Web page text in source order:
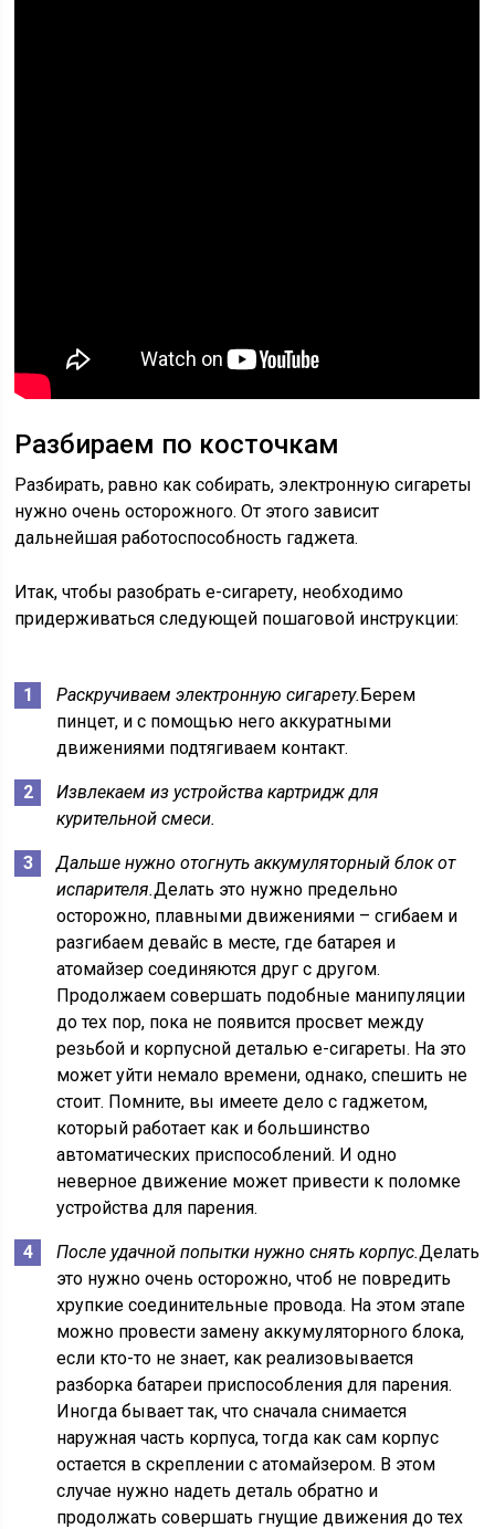
Разбираем по косточкам
Разбирать, равно как собирать, электронную сигареты
нужно очень осторожного. От этого зависит
дальнейшая работоспособность гаджета.
Итак, чтобы разобрать е-сигарету, необходимо
придерживаться следующей пошаговой инструкции:
Раскручиваем электронную сигарету.Берем
пинцет, и с помощью него аккуратными
движениями подтягиваем контакт.
Извлекаем из устройства картридж для
курительной смеси.
Дальше нужно отогнуть аккумуляторный блок от
испарителя.Делать это нужно предельно
осторожно, плавными движениями – сгибаем и
разгибаем девайс в месте, где батарея и
атомайзер соединяются друг с другом.
Продолжаем совершать подобные манипуляции
до тех пор, пока не появится просвет между
резьбой и корпусной деталью е-сигареты. На это
может уйти немало времени, однако, спешить не
стоит. Помните, вы имеете дело с гаджетом,
который работает как и большинство
автоматических приспособлений. И одно
неверное движение может привести к поломке
устройства для парения.
После удачной попытки нужно снять корпус.Делать
это нужно очень осторожно, чтоб не повредить
хрупкие соединительные провода. На этом этапе
можно провести замену аккумуляторного блока,
если кто-то не знает, как реализовывается
разборка батареи приспособления для парения.
Иногда бывает так, что сначала снимается
наружная часть корпуса, тогда как сам корпус
остается в скреплении с атомайзером. В этом
случае нужно надеть деталь обратно и
продолжать совершать гнущие движения до тех